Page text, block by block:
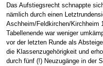
Das Aufstiegsrecht schnappte
nämlich durch einen
Aschheim/Feldkirchen/Kirchheim
Tabellenende war weniger
vor der letzten Runde als
die Klassenzugehörigkeit und
durch fünf (!) Neuzugänge in der